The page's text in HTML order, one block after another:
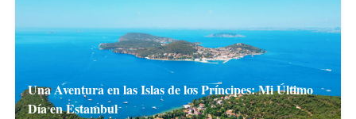
Una Aventura en las Islas de los Príncipes: Mi Último
Día en Estambul